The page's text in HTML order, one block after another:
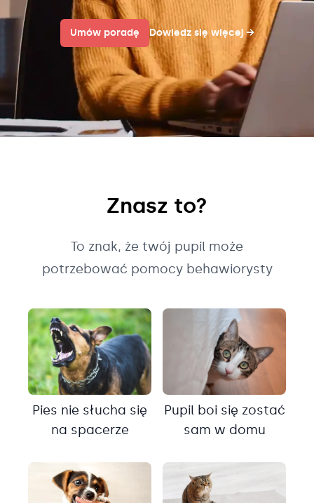
Umów poradę Dowiedz się więcej →
Znasz to?
To znak, że twój pupil może
potrzebować pomocy behawiorysty
Pies nie słucha się
na spacerze
Pupil boi się zostać
sam w domu